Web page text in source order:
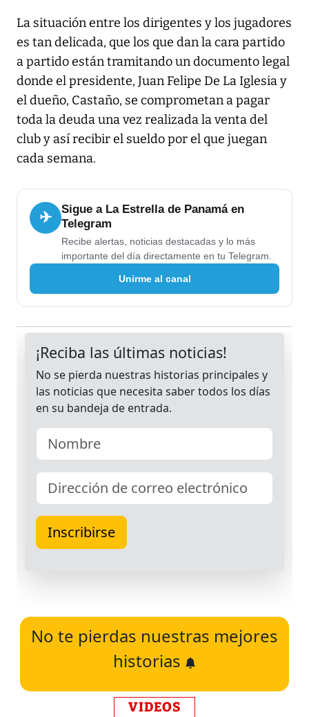
La situación entre los dirigentes y los jugadores
es tan delicada, que los que dan la cara partido
a partido están tramitando un documento legal
donde el presidente, Juan Felipe De La Iglesia y
el dueño, Castaño, se comprometan a pagar
toda la deuda una vez realizada la venta del
club y así recibir el sueldo por el que juegan
cada semana.
✈
Sigue a La Estrella de Panamá en
Telegram
Recibe alertas, noticias destacadas y lo más
importante del día directamente en tu Telegram.
Unirme al canal
No te pierdas nuestras mejores
historias
VIDEOS